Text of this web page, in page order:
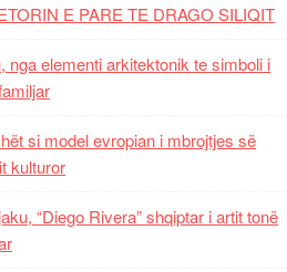
E PARE TE DRAGO SILIQIT
nga elementi arkitektonik te simboli i
si model evropian i mbrojtjes së
kulturor
“Diego Rivera” shqiptar i artit tonë